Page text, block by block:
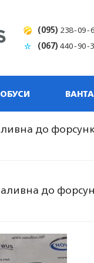
(095) 238-09-
(067)440-90-
до
до